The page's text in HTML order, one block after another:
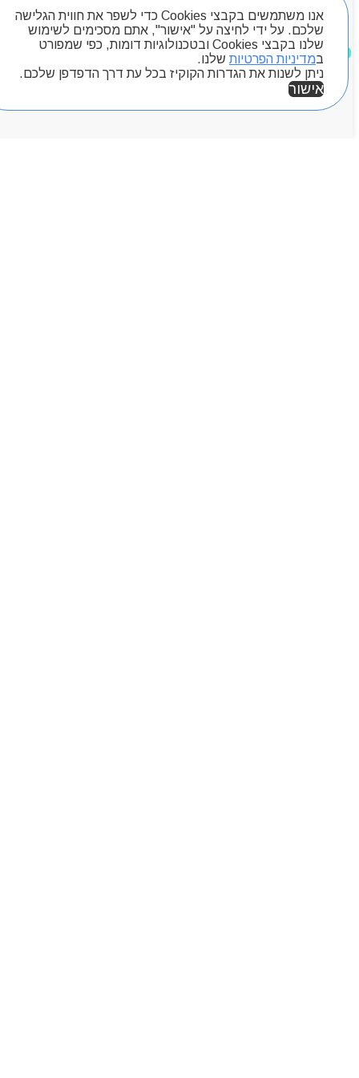
אנו משתמשים בקבצי Cookies כדי לשפר את חווית הגלישה
שלכם. על ידי לחיצה על "אישור", אתם מסכימים לשימוש
שלנו בקבצי Cookies ובטכנולוגיות דומות, כפי שמפורט
במדיניות הפרטיות שלנו.
ניתן לשנות את הגדרות הקוקיז בכל עת דרך הדפדפן שלכם.
אישור
מוצרים שאהבתי